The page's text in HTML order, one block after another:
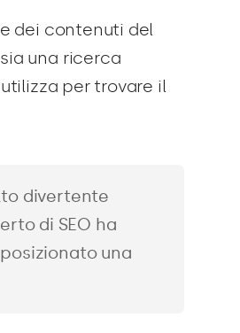
dei contenuti del
una ricerca
per trovare il
divertente
di SEO ha
una